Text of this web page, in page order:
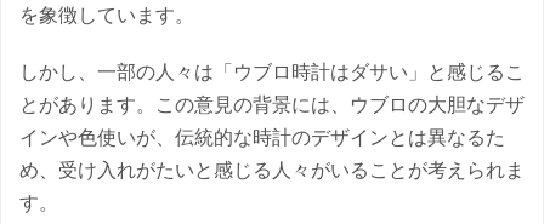
を象徴しています。
しかし、一部の人々は「ウブロ時計はダサい」と感じるこ
とがあります。この意見の背景には、ウブロの大胆なデザ
インや色使いが、伝統的な時計のデザインとは異なるた
め、受け入れがたいと感じる人々がいることが考えられま
す。